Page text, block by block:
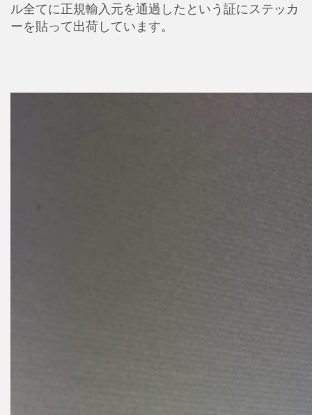
ル全てに正規輸入元を通過したという証にステッカ
ーを貼って出荷しています。